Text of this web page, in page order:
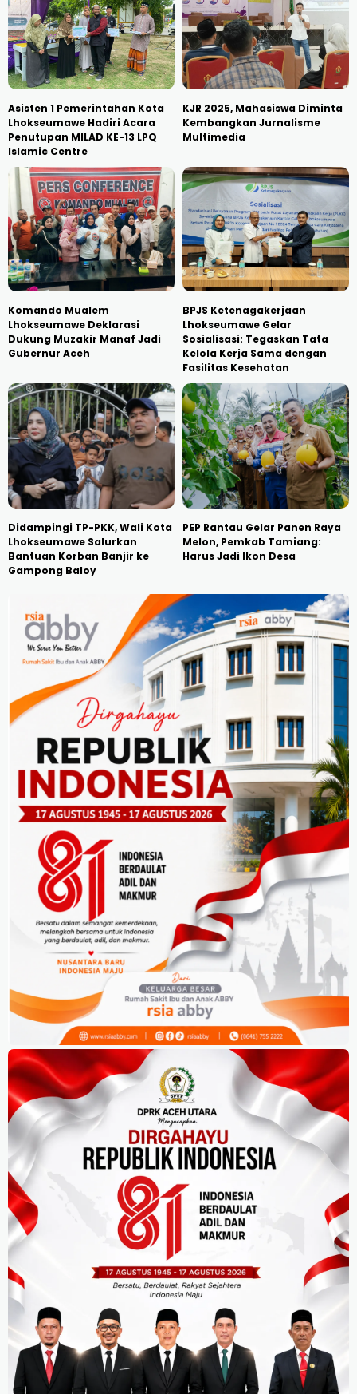
Asisten 1 Pemerintahan Kota
Lhokseumawe Hadiri Acara
Penutupan MILAD KE-13 LPQ
Islamic Centre
KJR 2025, Mahasiswa Diminta
Kembangkan Jurnalisme
Multimedia
Komando Mualem
Lhokseumawe Deklarasi
Dukung Muzakir Manaf Jadi
Gubernur Aceh
BPJS Ketenagakerjaan
Lhokseumawe Gelar
Sosialisasi: Tegaskan Tata
Kelola Kerja Sama dengan
Fasilitas Kesehatan
Didampingi TP-PKK, Wali Kota
Lhokseumawe Salurkan
Bantuan Korban Banjir ke
Gampong Baloy
PEP Rantau Gelar Panen Raya
Melon, Pemkab Tamiang:
Harus Jadi Ikon Desa